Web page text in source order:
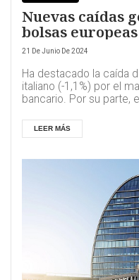
Nuevas caídas
bolsas
21 De Junio De 2024
Ha destacado la caída
italiano (-1,1%) por el
bancario. Por su parte,
LEER MÁS